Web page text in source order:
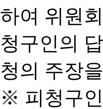
하여 위원
청구인의
청의 주장
※ 피청구